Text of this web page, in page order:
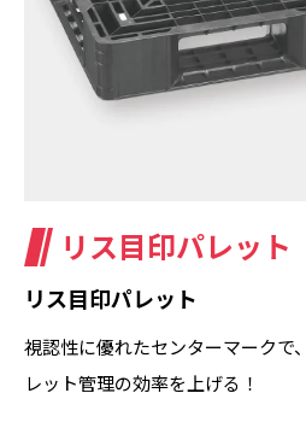
リス目印パレット
リス目印パレット
視認性に優れたセンターマークで
レット管理の効率を上げる！